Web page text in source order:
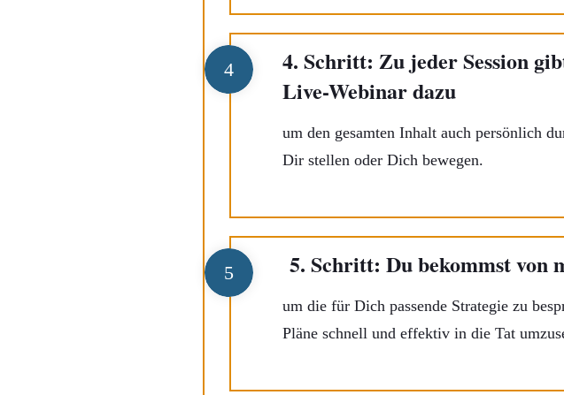
4
4. Schritt: Zu jeder Session
Live-Webinar dazu
um den gesamten Inhalt auch persönlich
Dir stellen oder Dich bewegen.
5 5. Schritt: Du bekommst von
um die für Dich passende Strategie zu
Pläne schnell und effektiv in die Tat